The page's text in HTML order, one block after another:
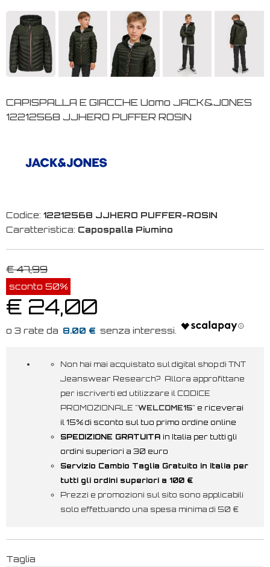
CAPISPALLA E GIACCHE Uomo JACK&JONES
12212568 JJHERO PUFFER ROSIN
Codice: 12212568 JJHERO PUFFER-ROSIN
Caratteristica: Capospalla Piumino
€ 47,99
sconto 50%
€ 24,00
8.00 €
Non hai mai acquistato sul digital shop di TNT
Jeanswear Research? Allora approfittane
per iscriverti ed utilizzare il CODICE
PROMOZIONALE "WELCOME15" e riceverai
il 15% di sconto sul tuo primo ordine online
SPEDIZIONE GRATUITA in Italia per tutti gli
ordini superiori a 30 euro
Servizio Cambio Taglia Gratuito in Italia per
tutti gli ordini superiori a 100 €
Prezzi e promozioni sul sito sono applicabili
solo effettuando una spesa minima di 50 €
Taglia